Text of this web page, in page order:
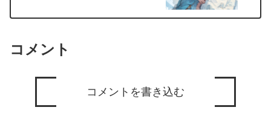
コメント
コメントを書き込む